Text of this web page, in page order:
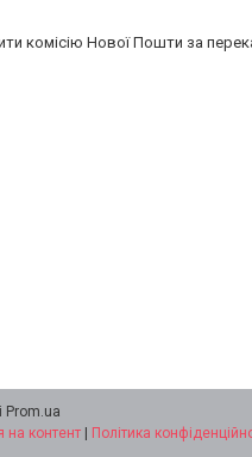
комісію Нової Пошти за
Prom.ua
на контент | Політика